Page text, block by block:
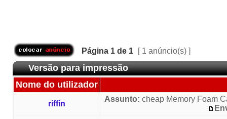
Página 1 de 1 [ 1 anúncio(s) ]
Versão para impressão
Nome do utilizador
riffin
Assunto: cheap Memory Foam